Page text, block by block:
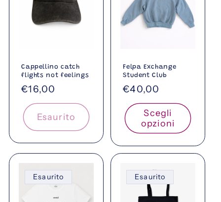
Cappellino catch
flights not feelings
Prezzo
di
listino
€16,00
Esaurito
Felpa Exchange
Student Club
Prezzo
di
listino
€40,00
Scegli
opzioni
Esaurito Esaurito